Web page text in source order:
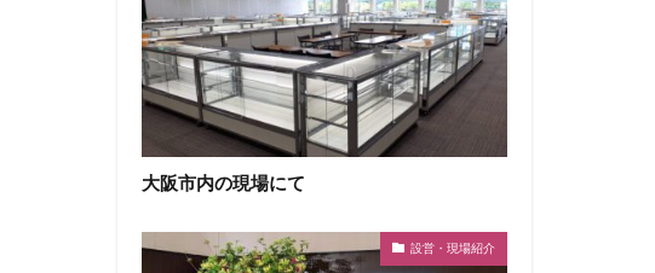
大阪市内の現場にて
設営・現場紹介